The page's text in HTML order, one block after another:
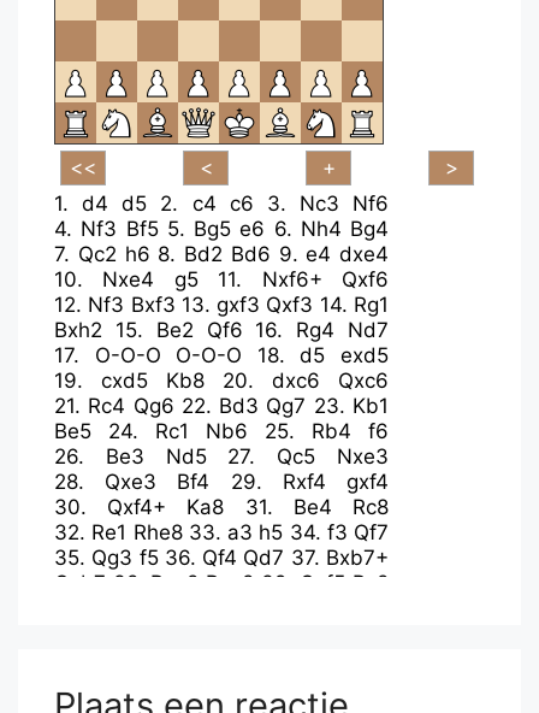
1.d4 d5 2. c4 c6 3. Nc3
Nf6
4. Nf3 Bf5 5. Bg5 e6 6. Nh4 Bg4
7. Qc2 h6 8. Bd2 Bd6 9.e4 dxe4
10. Nxe4 g5 11. Nxf6+
Qxf6
12. Nf3 Bxf3 13.gxf3 Qxf3 14. Rg1
Bxh2
15. Be2 Qf6 16. Rg4
Nd7
17. O-O-O O-O-O 18.d5
exd5
19. cxd5 Kb8 20. dxc6
Qxc6
21. Rc4 Qg6 22. Bd3 Qg7 23. Kb1
Be5
24. Rc1 Nb6 25. Rb4
f6
26. Be3 Nd5 27. Qc5
Nxe3
28. Qxe3 Bf4 29. Rxf4
gxf4
30. Qxf4+ Ka8 31. Be4
Rc8
32. Re1 Rhe8 33. a3 h5 34. f3 Qf7
35. Qg3 f5 36. Qf4 Qd7 37. Bxb7+
Qxb7 38. Rxe8 Rxe8 39. Qxf5 Rc8